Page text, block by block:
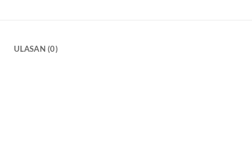
ULASAN (0)